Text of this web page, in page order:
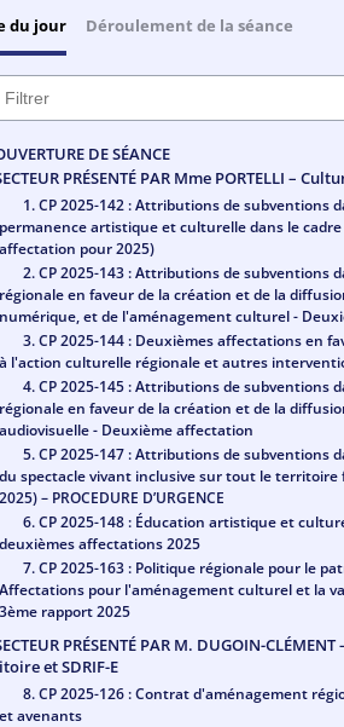
du jour Déroulement de la séance
DE SÉANCE
PRÉSENTÉ PAR Mme PORTELLI –
1. CP 2025-142 : Attributions de subventions
permanence artistique et culturelle dans le
affectation pour 2025)
2. CP 2025-143 : Attributions de subventions
régionale en faveur de la création et de la
numérique, et de l'aménagement culturel -
3. CP 2025-144 : Deuxièmes affectations en
à l'action culturelle régionale et autres
4. CP 2025-145 : Attributions de subventions
régionale en faveur de la création et de la
audiovisuelle - Deuxième affectation
5. CP 2025-147 : Attributions de subventions
du spectacle vivant inclusive sur tout le
2025) – PROCEDURE D’URGENCE
6. CP 2025-148 : Éducation artistique et
deuxièmes affectations 2025
7. CP 2025-163 : Politique régionale pour le
Affectations pour l'aménagement culturel et la
3ème rapport 2025
PRÉSENTÉ PAR M. DUGOIN-
et SDRIF-E
8. CP 2025-126 : Contrat d'aménagement
et avenants